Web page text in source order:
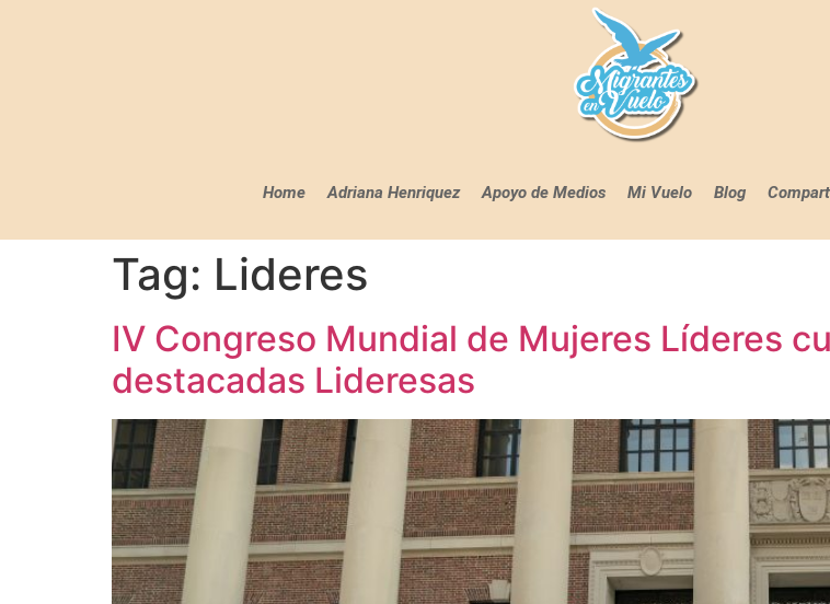
Home Adriana Henriquez Apoyo de Medios Mi Vuelo Blog
Tag: Lideres
IV Congreso Mundial de Mujeres Líderes
destacadas Lideresas